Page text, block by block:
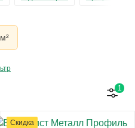
1
Скидка